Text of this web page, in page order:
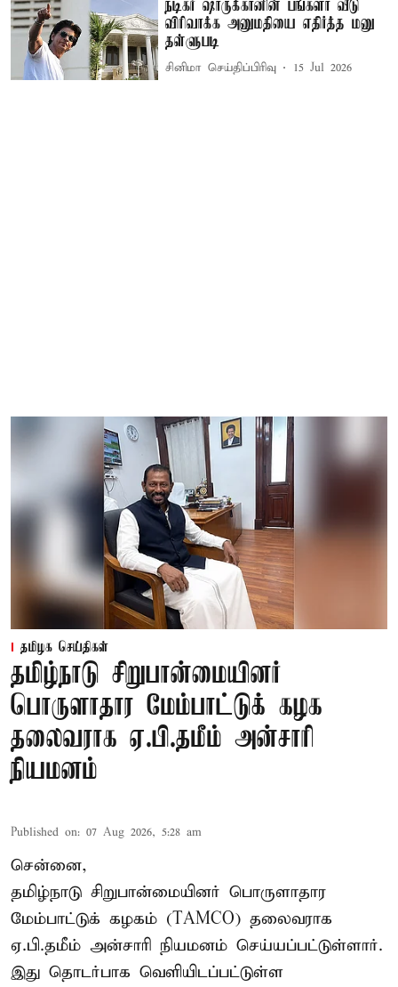
நடிகர் ஷாருக்கானின் பங்களா வீடு
விரிவாக்க அனுமதியை எதிர்த்த மனு
தள்ளுபடி
சினிமா செய்திப்பிரிவு 15 Jul 2026
தமிழக செய்திகள்
தமிழ்நாடு சிறுபான்மையினர்
பொருளாதார மேம்பாட்டுக் கழக
தலைவராக ஏ.பி.தமீம் அன்சாரி
நியமனம்
Published on: 07 Aug 2026, 5:28 am
சென்னை,
தமிழ்நாடு சிறுபான்மையினர் பொருளாதார
மேம்பாட்டுக் கழகம் (TAMCO) தலைவராக
ஏ.பி.தமீம் அன்சாரி நியமனம் செய்யப்பட்டுள்ளார்.
இது தொடர்பாக வெளியிடப்பட்டுள்ள